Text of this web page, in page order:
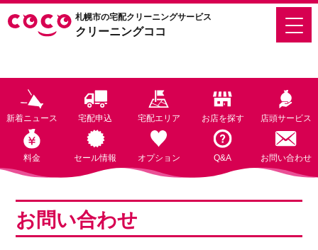
札幌市の宅配クリーニングサービス
クリーニングココ
新着ニュース 宅配申込 宅配エリア お店を探す 店頭サービス
料金 セール情報 オプション Q&A お問い合わせ
お問い合わせ